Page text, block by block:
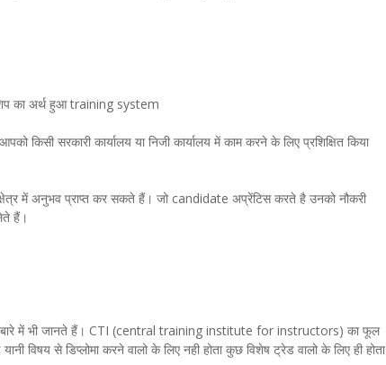
का अर्थ हुआ training system
किसी सरकारी कार्यालय या निजी कार्यालय में काम करने के लिए प्रशिक्षित किया
में अनुभव प्राप्त कर सकते हैं। जो candidate अप्रेंटिस करते है उनको नौकरी
हैं।
में भी जानते हैं। CTI (central training institute for instructors) का फूल
विषय से डिप्लोमा करने वालो के लिए नही होता कुछ विशेष ट्रेड वालो के लिए ही होता